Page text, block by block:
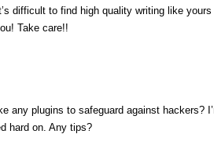
difficult to find high quality writing like
Take care!!
any plugins to safeguard against hackers?
hard on. Any tips?